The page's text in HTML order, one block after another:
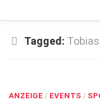
Top
Geschäft
Tagged:
ANZEIGE / EVENTS /